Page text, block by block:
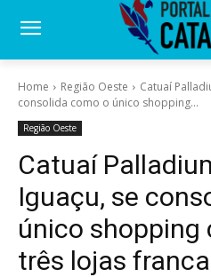
Home Região Oeste
Catuaí
consolida como o único shopping...
Região Oeste
Catuaí
Iguaçu, se
único shopping
três lojas